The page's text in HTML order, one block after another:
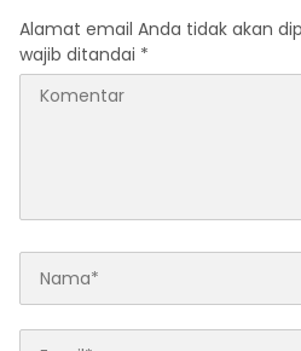
&
Alamat email Anda tidak akan
wajib ditandai *